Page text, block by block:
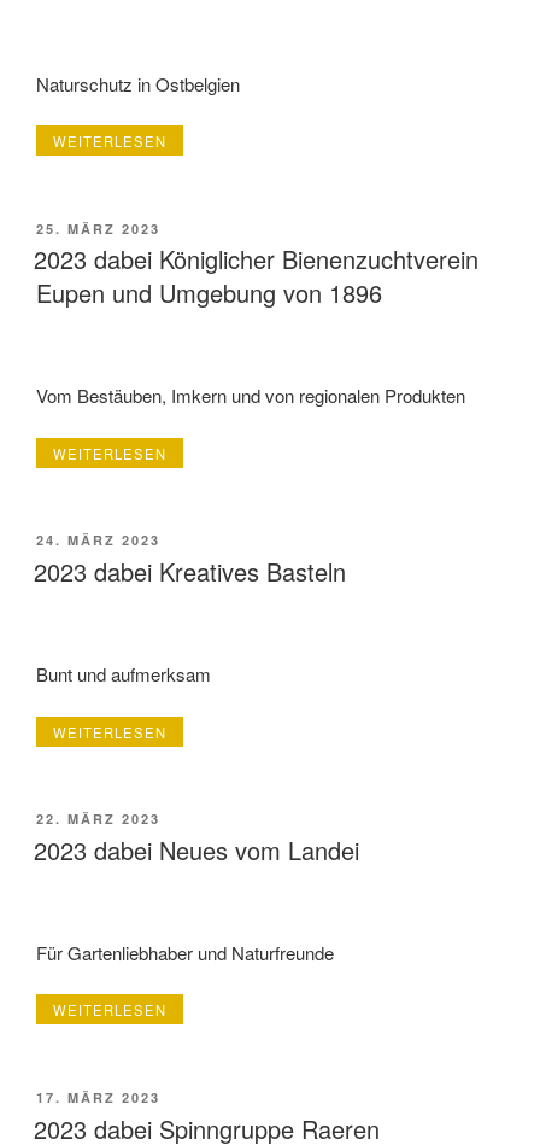
Naturschutz in Ostbelgien
„2023
DABEI
VOG“
WEITERLESEN
VERÖFFENTLICHT
AM
25. MÄRZ 2023
2023 dabei Königlicher Bienenzuchtverein
Eupen und Umgebung von 1896
Vom Bestäuben, Imkern und von regionalen Produkten
„2023
DABEI
EUPEN
UMGEBUNG
WEITERLESEN
VERÖFFENTLICHT
AM
24. MÄRZ 2023
2023 dabei Kreatives Basteln
Bunt und aufmerksam
„2023
DABEI
WEITERLESEN
VERÖFFENTLICHT
AM
22. MÄRZ 2023
2023 dabei Neues vom Landei
Für Gartenliebhaber und Naturfreunde
„2023
DABEI
LANDEI“
WEITERLESEN
VERÖFFENTLICHT
17. MÄRZ 2023
2023 dabei Spinngruppe Raeren